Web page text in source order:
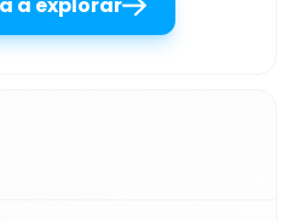
a explorar